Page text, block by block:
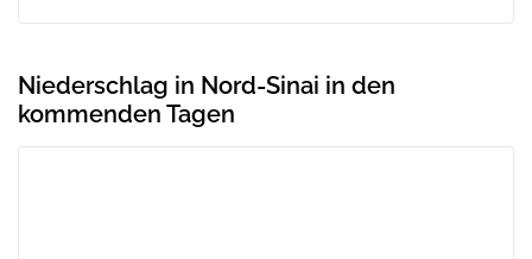
Niederschlag in Nord-Sinai in den
kommenden Tagen